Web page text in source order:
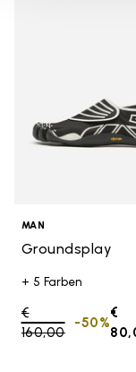
MAN
Groundsplay
+ 5 Farben
Price reduced from
€
160,00to
€
-50%